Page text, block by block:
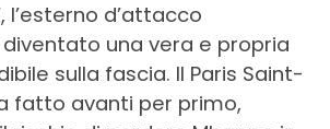
l’esterno d’attacco
una vera e propria
sulla fascia. Il Paris Saint-
fatto avanti per primo,